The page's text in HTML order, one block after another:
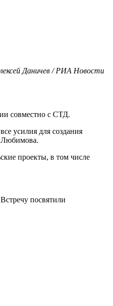
Даничев / РИА Новости
совместно с СТД.
усилия для создания
Любимова.
проекты, в том числе
посвятили